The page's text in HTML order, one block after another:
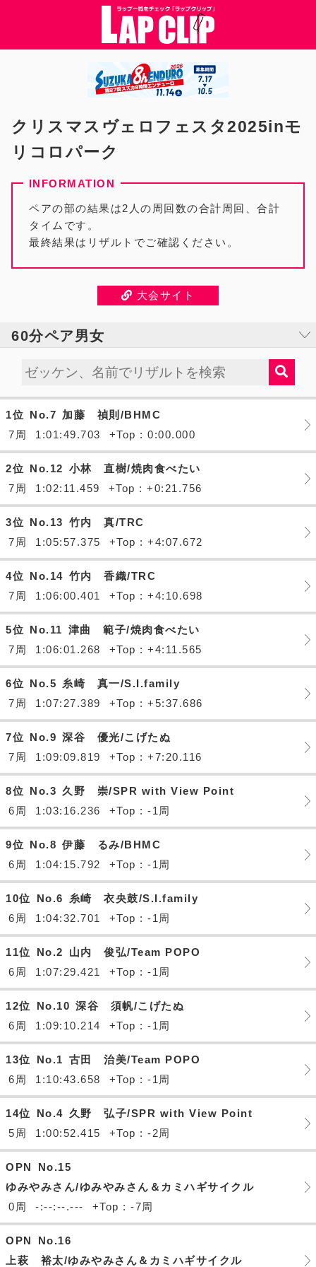
クリスマスヴェロフェスタ2025inモ
リコロパーク
ペアの部の結果は2人の周回数の合計周回、合計
タイムです。
最終結果はリザルトでご確認ください。
大会サイト
60分ペア男女
1位 No.7 加藤 禎則/BHMC
7周
1:01:49.703 +Top : 0:00.000
2位 No.12 小林 直樹/焼肉食べたい
7周
1:02:11.459 +Top : +0:21.756
3位 No.13 竹内 真/TRC
7周
1:05:57.375 +Top : +4:07.672
4位 No.14 竹内 香織/TRC
7周
1:06:00.401 +Top : +4:10.698
5位 No.11 津曲 範子/焼肉食べたい
7周
1:06:01.268 +Top : +4:11.565
6位 No.5
糸崎 真一/S.I.family
7周
1:07:27.389 +Top : +5:37.686
7位 No.9 深谷 優光/こげたぬ
7周
1:09:09.819 +Top : +7:20.116
8位 No.3 久野 崇/SPR with View Point
6周
1:03:16.236 +Top : -1周
9位 No.8 伊藤 るみ/BHMC
6周
1:04:15.792 +Top : -1周
10位 No.6
糸崎 衣央鼓/S.I.family
6周
1:04:32.701 +Top : -1周
11位 No.2
山内 俊弘/Team POPO
6周
1:07:29.421 +Top : -1周
12位 No.10 深谷 須帆/こげたぬ
6周
1:09:10.214 +Top : -1周
13位 No.1 古田 治美/Team POPO
6周
1:10:43.658 +Top : -1周
14位 No.4 久野 弘子/SPR with View Point
5周
1:00:52.415 +Top : -2周
OPN
No.15
ゆみやみさん/ゆみやみさん＆カミハギサイクル
0周
-:--:--.--- +Top : -7周
OPN
No.16
上萩 裕太/ゆみやみさん＆カミハギサイクル